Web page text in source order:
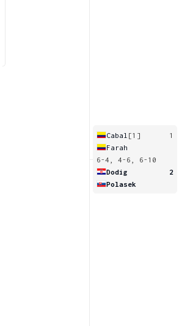
Cabal [1]
1
Farah
6-4, 4-6, 6-10
Dodig
2
Polasek